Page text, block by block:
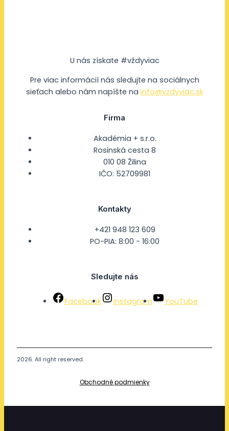
U nás získate #vždyviac
Pre viac informácií nás sledujte na sociálnych
sieťach alebo nám napíšte na info@vzdyviac.sk
Firma
Akadémia + s.r.o.
Rosinská cesta 8
010 08 Žilina
IČO: 52709981
Kontakty
+421 948 123 609
PO-PIA: 8:00 - 16:00
Sledujte nás
Facebook Instagram YouTube
2026. All right reserved.
Obchodné podmienky